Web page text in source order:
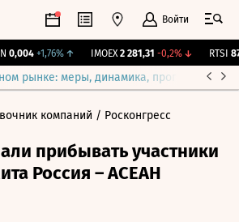
Войти
0,004 +1,76%↑ IMOEX 2 281,31 -0,2%↓ RTSI
рынке: меры, динамика, прогнозы
компаний / Росконгресс
прибывать участники
Россия – АСЕАН